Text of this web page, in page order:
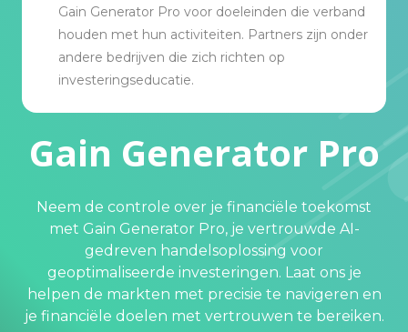
Gain Generator Pro
Neem de controle over je financiële toekomst
met Gain Generator Pro, je vertrouwde AI-
gedreven handelsoplossing voor
geoptimaliseerde investeringen. Laat ons je
helpen de markten met precisie te navigeren en
je financiële doelen met vertrouwen te bereiken.
Gain Generator Pro voor doeleinden die verband
houden met hun activiteiten. Partners zijn onder
andere bedrijven die zich richten op
investeringseducatie.